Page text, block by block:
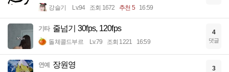
강슬기 Lv.94 조회 1672 추천 5 16:59
기타 줄넘기 30fps, 120fps
돌체콜드부르 Lv.79 조회 1221 16:59
4
댓글
연예 장원영 3